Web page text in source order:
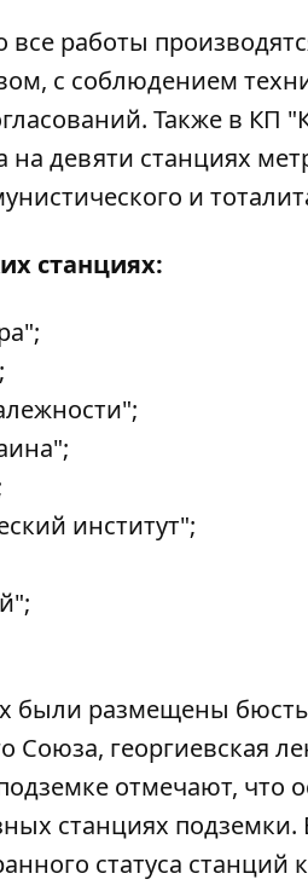
все работы
с соблюдением
Также в КП
на девяти станциях
и
станциях:
институт";
были размещены
Союза, георгиевская
отмечают, что
станциях
статуса